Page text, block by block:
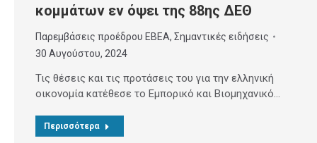
κομμάτων εν όψει της 88ης ΔΕΘ
Παρεμβάσεις προέδρου ΕΒΕΑ, Σημαντικές ειδήσεις
30 Αυγούστου, 2024
Τις θέσεις και τις προτάσεις του για την ελληνική
οικονομία κατέθεσε το Εμπορικό και Βιομηχανικό…
Περισσότερα